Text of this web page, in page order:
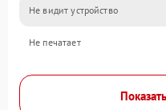
Не видит устройство
Не печатает